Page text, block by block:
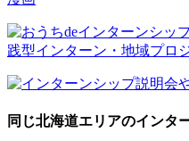
同じ北海道エリアのインタ